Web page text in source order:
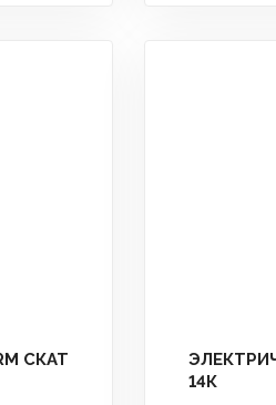
СКАТ
14К